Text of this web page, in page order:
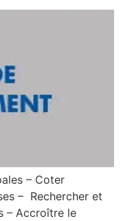
– Coter
– Rechercher et
– Accroître le